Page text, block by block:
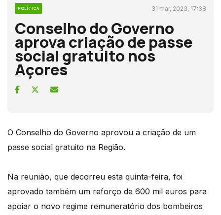
POLÍTICA 31 mar, 2023, 17:38
Conselho do Governo
aprova criação de passe
social gratuito nos
Açores
O Conselho do Governo aprovou a criação de um
passe social gratuito na Região.
Na reunião, que decorreu esta quinta-feira, foi
aprovado também um reforço de 600 mil euros para
apoiar o novo regime remuneratório dos bombeiros